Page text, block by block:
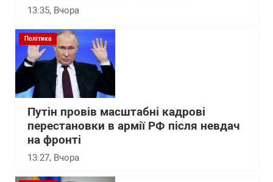
13:35, Вчора
Політика
Путін провів масштабні кадрові
перестановки в армії РФ після невдач
на фронті
13:27, Вчора